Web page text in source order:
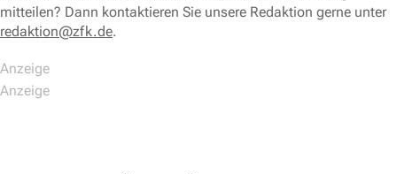
mitteilen? Dann kontaktieren Sie unsere Redaktion gerne unter
redaktion@zfk.de.